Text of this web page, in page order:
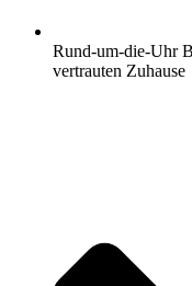
Rund-um-die-Uhr
vertrauten Zuhause